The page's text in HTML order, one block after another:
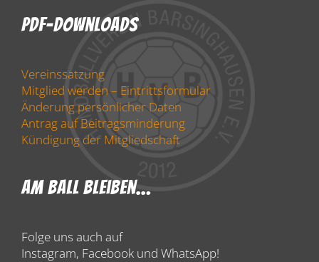
PDF-Downloads
Vereinssatzung
Mitglied werden – Eintrittsformular
Änderung persönlicher Daten
Antrag auf Beitragsminderung
Kündigung der Mitgliedschaft
Am Ball Bleiben…
Folge uns auch auf
Instagram, Facebook und WhatsApp!